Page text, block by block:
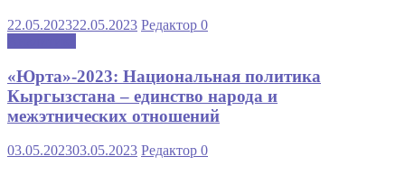
22.05.202322.05.2023 Редактор 0
«Юрта»-2023: Национальная политика
Кыргызстана – единство народа и
межэтнических отношений
03.05.202303.05.2023 Редактор 0